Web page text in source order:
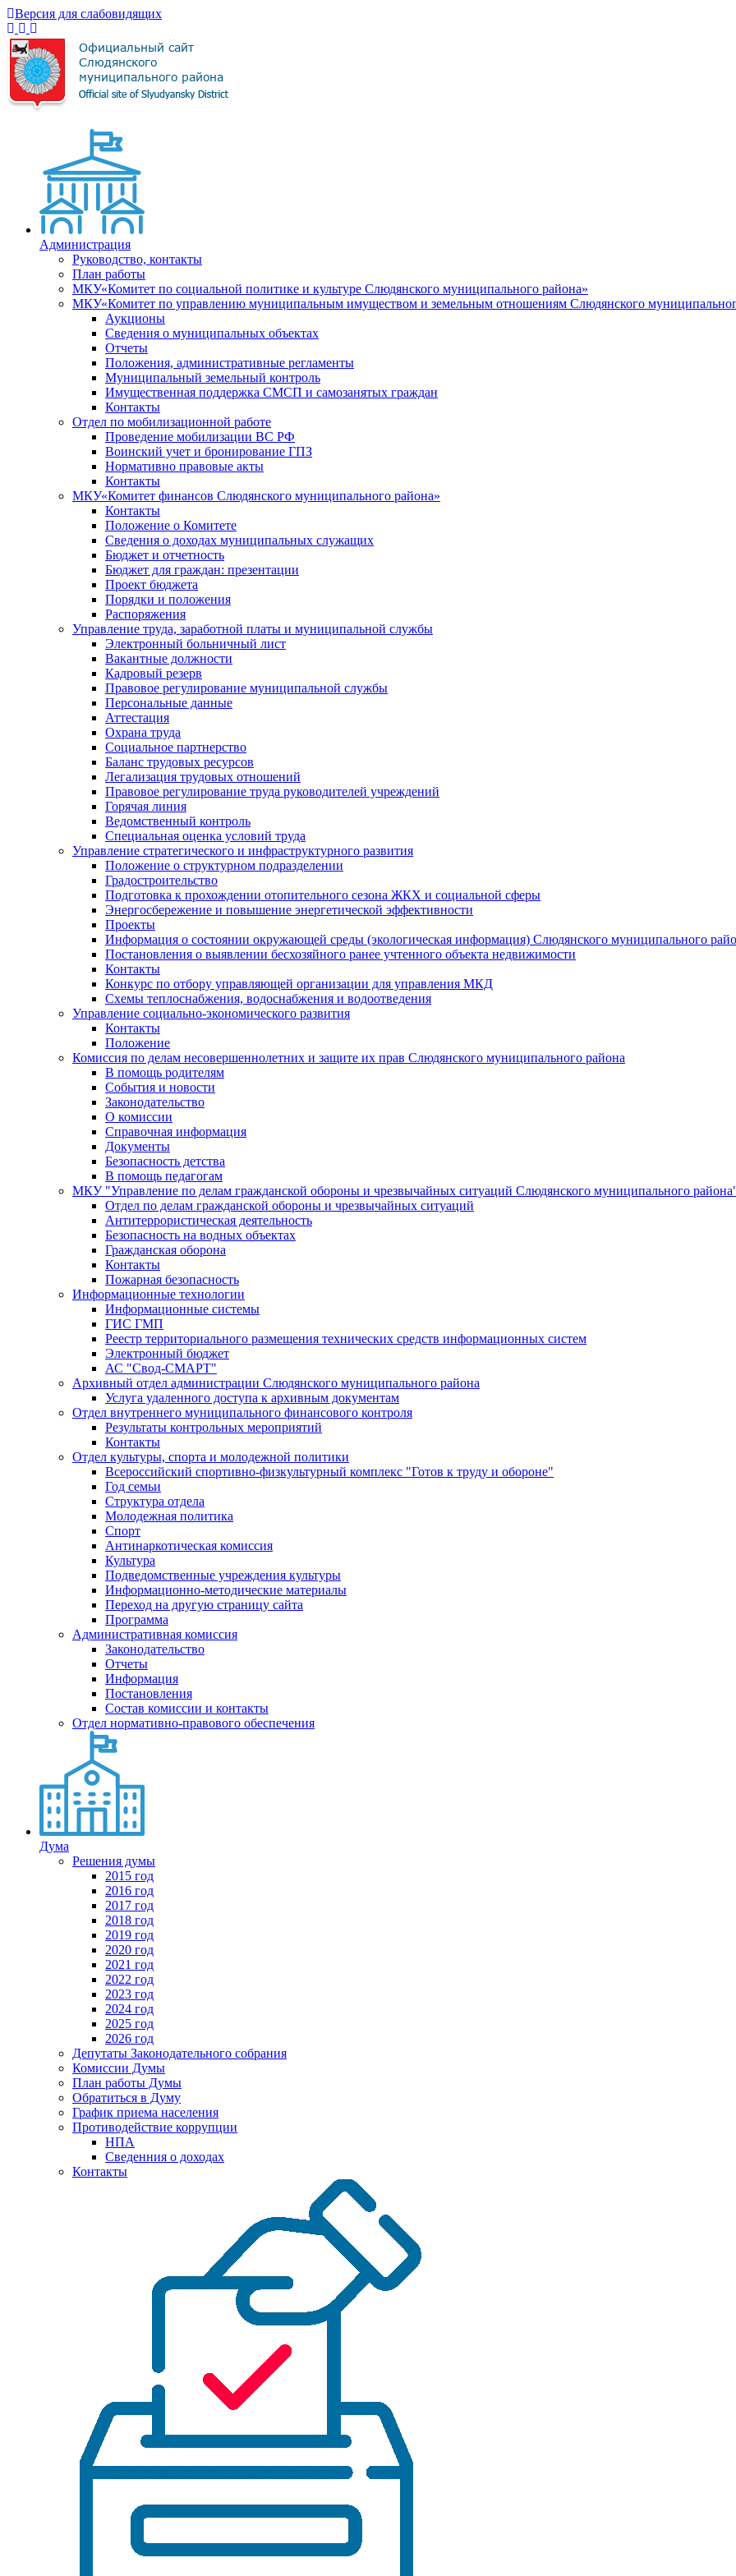
Версия для слабовидящих
Администрация
Руководство, контакты
План работы
МКУ«Комитет по социальной политике и культуре Слюдянского муниципального района»
МКУ«Комитет по управлению муниципальным имуществом и земельным отношениям Слюдянского
Аукционы
Сведения о муниципальных объектах
Отчеты
Положения, административные регламенты
Муниципальный земельный контроль
Имущественная поддержка СМСП и самозанятых граждан
Контакты
Отдел по мобилизационной работе
Проведение мобилизации ВС РФ
Воинский учет и бронирование ГПЗ
Нормативно правовые акты
Контакты
МКУ«Комитет финансов Слюдянского муниципального района»
Контакты
Положение о Комитете
Сведения о доходах муниципальных служащих
Бюджет и отчетность
Бюджет для граждан: презентации
Проект бюджета
Порядки и положения
Распоряжения
Управление труда, заработной платы и муниципальной службы
Электронный больничный лист
Вакантные должности
Кадровый резерв
Правовое регулирование муниципальной службы
Персональные данные
Аттестация
Охрана труда
Социальное партнерство
Баланс трудовых ресурсов
Легализация трудовых отношений
Правовое регулирование труда руководителей учреждений
Горячая линия
Ведомственный контроль
Специальная оценка условий труда
Управление стратегического и инфраструктурного развития
Положение о структурном подразделении
Градостроительство
Подготовка к прохождении отопительного сезона ЖКХ и социальной сферы
Энергосбережение и повышение энергетической эффективности
Проекты
Информация о состоянии окружающей среды (экологическая информация) Слюдянского муниципального
Постановления о выявлении бесхозяйного ранее учтенного объекта недвижимости
Контакты
Конкурс по отбору управляющей организации для управления МКД
Схемы теплоснабжения, водоснабжения и водоотведения
Управление социально-экономического развития
Контакты
Положение
Комиссия по делам несовершеннолетних и защите их прав Слюдянского муниципального района
В помощь родителям
События и новости
Законодательство
О комиссии
Справочная информация
Документы
Безопасность детства
В помощь педагогам
МКУ "Управление по делам гражданской обороны и чрезвычайных ситуаций Слюдянского муниципального
Отдел по делам гражданской обороны и чрезвычайных ситуаций
Антитеррористическая деятельность
Безопасность на водных объектах
Гражданская оборона
Контакты
Пожарная безопасность
Информационные технологии
Информационные системы
ГИС ГМП
Реестр территориального размещения технических средств информационных систем
Электронный бюджет
АС "Свод-СМАРТ"
Архивный отдел администрации Слюдянского муниципального района
Услуга удаленного доступа к архивным документам
Отдел внутреннего муниципального финансового контроля
Результаты контрольных мероприятий
Контакты
Отдел культуры, спорта и молодежной политики
Всероссийский спортивно-физкультурный комплекс "Готов к труду и обороне"
Год семьи
Структура отдела
Молодежная политика
Спорт
Антинаркотическая комиссия
Культура
Подведомственные учреждения культуры
Информационно-методические материалы
Переход на другую страницу сайта
Программа
Административная комиссия
Законодательство
Отчеты
Информация
Постановления
Состав комиссии и контакты
Отдел нормативно-правового обеспечения
Дума
Решения думы
2015 год
2016 год
2017 год
2018 год
2019 год
2020 год
2021 год
2022 год
2023 год
2024 год
2025 год
2026 год
Депутаты Законодательного собрания
Комиссии Думы
План работы Думы
Обратиться в Думу
График приема населения
Противодействие коррупции
НПА
Сведенния о доходах
Контакты